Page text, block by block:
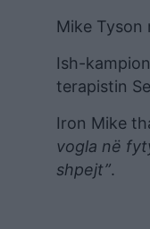
Mike Tyson
Ish-
terapistin
Iron Mike
vogla në
shpejt”.